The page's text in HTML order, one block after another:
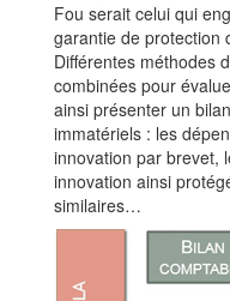
Fou serait celui qui
garantie de protection
Différentes méthodes
combinées pour
ainsi présenter un
immatériels : les
innovation par brevet,
innovation ainsi
similaires…